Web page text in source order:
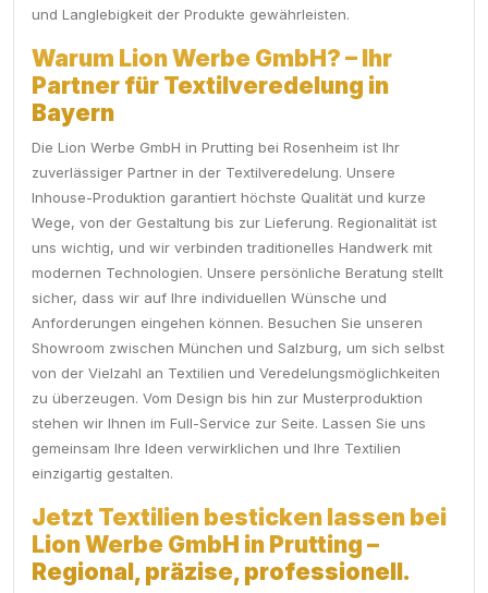
und Langlebigkeit der Produkte gewährleisten.
Warum Lion Werbe GmbH? – Ihr
Partner für Textilveredelung in
Bayern
Die Lion Werbe GmbH in Prutting bei Rosenheim ist Ihr
zuverlässiger Partner in der Textilveredelung. Unsere
Inhouse-Produktion garantiert höchste Qualität und kurze
Wege, von der Gestaltung bis zur Lieferung. Regionalität ist
uns wichtig, und wir verbinden traditionelles Handwerk mit
modernen Technologien. Unsere persönliche Beratung stellt
sicher, dass wir auf Ihre individuellen Wünsche und
Anforderungen eingehen können. Besuchen Sie unseren
Showroom zwischen München und Salzburg, um sich selbst
von der Vielzahl an Textilien und Veredelungsmöglichkeiten
zu überzeugen. Vom Design bis hin zur Musterproduktion
stehen wir Ihnen im Full-Service zur Seite. Lassen Sie uns
gemeinsam Ihre Ideen verwirklichen und Ihre Textilien
einzigartig gestalten.
Jetzt Textilien besticken lassen bei
Lion Werbe GmbH in Prutting –
Regional, präzise, professionell.